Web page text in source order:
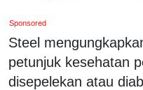
Sponsored
Steel
petunjuk kesehatan
disepelekan atau